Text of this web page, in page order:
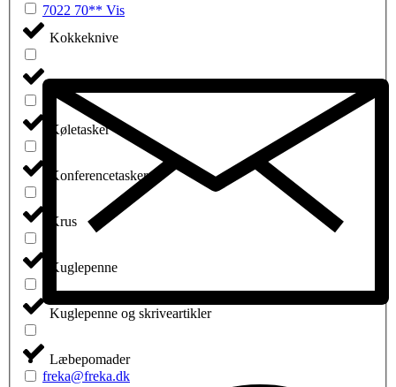
Kokkeknive
Køkkengrej
Køletasker
Konferencetasker
Krus
Kuglepenne
Kuglepenne og skriveartikler
Læbepomader
7022 70** Vis
freka@freka.dk